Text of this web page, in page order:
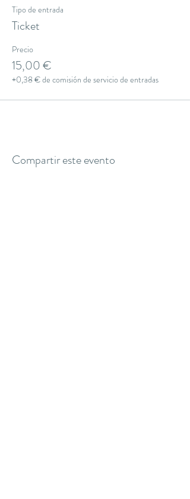
Tipo de entrada
Ticket
Precio
15,00 €
+0,38 € de comisión de servicio de entradas
Compartir este evento